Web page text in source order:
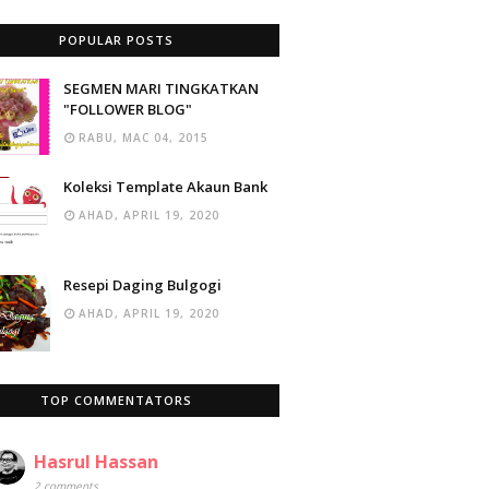
POPULAR POSTS
SEGMEN MARI TINGKATKAN
"FOLLOWER BLOG"
RABU, MAC 04, 2015
Koleksi Template Akaun Bank
AHAD, APRIL 19, 2020
Resepi Daging Bulgogi
AHAD, APRIL 19, 2020
TOP COMMENTATORS
Hasrul Hassan
2 comments